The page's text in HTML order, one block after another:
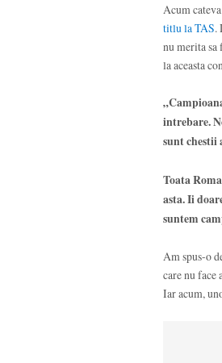
Acum
titlu la TAS.
nu merita sa
la aceasta
intrebare.
sunt chestii
Toata
asta. Ii
suntem
Am spus-o
care nu face
Iar acum,